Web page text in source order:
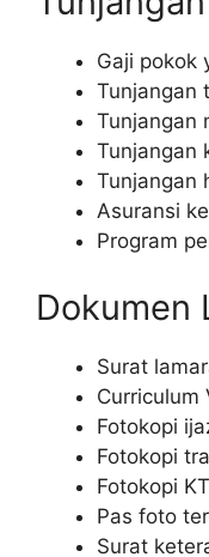
Gaji pokok
Tunjangan
Tunjangan
Tunjangan
Tunjangan
Asuransi
Program
Dokumen
Surat
Curriculum
Fotokopi
Fotokopi
Fotokopi
Pas foto
Surat